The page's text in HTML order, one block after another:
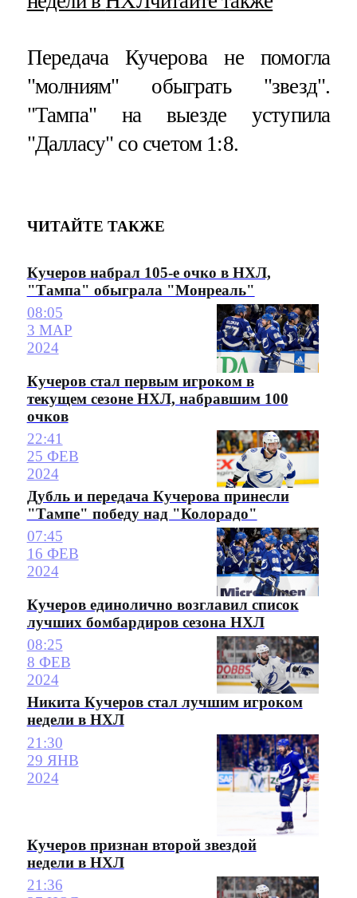
Передача Кучерова не помогла
"молниям" обыграть "звезд".
"Тампа" на выезде уступила
"Далласу" со счетом 1:8.
ЧИТАЙТЕ ТАКЖЕ
Кучеров набрал 105-е очко в НХЛ,
"Тампа" обыграла "Монреаль"
08:05
3 МАР
2024
Кучеров стал первым игроком в
текущем сезоне НХЛ, набравшим 100
очков
22:41
25 ФЕВ
2024
Дубль и передача Кучерова принесли
"Тампе" победу над "Колорадо"
07:45
16 ФЕВ
2024
Кучеров единолично возглавил список
лучших бомбардиров сезона НХЛ
08:25
8 ФЕВ
2024
Никита Кучеров стал лучшим игроком
недели в НХЛ
21:30
29 ЯНВ
2024
Кучеров признан второй звездой
недели в НХЛ
21:36